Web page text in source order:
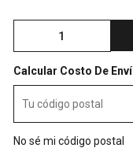
Calcular Costo De
No sé mi código postal